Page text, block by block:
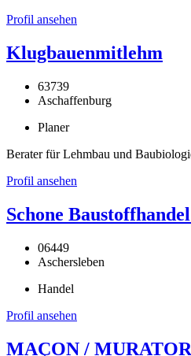
Profil ansehen
Klugbauenmitlehm
63739
Aschaffenburg
Planer
Berater für Lehmbau und
Profil ansehen
Schone
06449
Aschersleben
Handel
Profil ansehen
MAÇON /